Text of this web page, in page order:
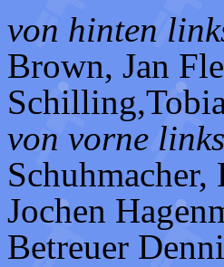
von hinten
Brown, Jan
von vorne
Jochen
Betreuer